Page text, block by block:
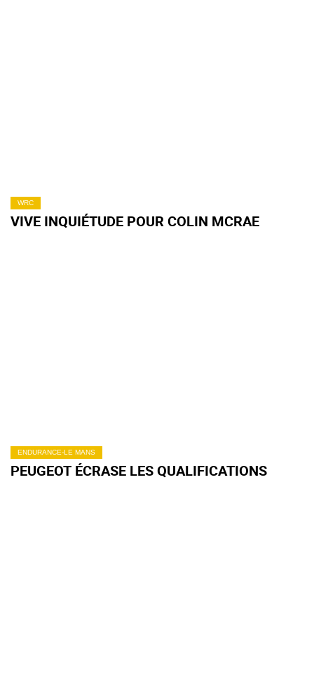
WRC
VIVE INQUIÉTUDE POUR COLIN MCRAE
ENDURANCE-LE MANS
PEUGEOT ÉCRASE LES QUALIFICATIONS